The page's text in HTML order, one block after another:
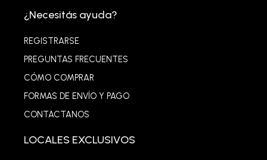
¿Necesitás ayuda?
REGISTRARSE
PREGUNTAS FRECUENTES
CÓMO COMPRAR
FORMAS DE ENVÍO Y PAGO
CONTACTANOS
LOCALES EXCLUSIVOS